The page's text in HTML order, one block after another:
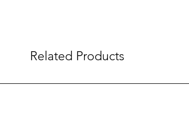
Related Products